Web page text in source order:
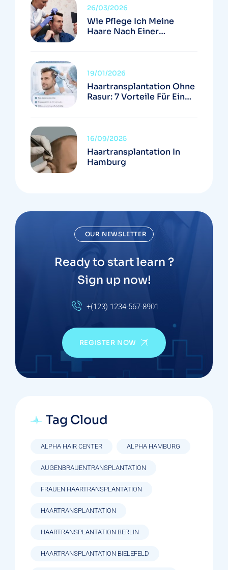
Wie Pflege Ich Meine
Haare Nach Einer
Richtig?
26/03/2026
Haartransplantation Ohne
Rasur: 7 Vorteile Für Ein
19/01/2026
Haartransplantation In
Hamburg
16/09/2025
OUR NEWSLETTER
Ready to start learn ?
Sign up now!
+(123) 1234-567-8901
REGISTER NOW
Tag Cloud
ALPHA HAIR CENTER ALPHA HAMBURG
AUGENBRAUENTRANSPLANTATION
FRAUEN HAARTRANSPLANTATION
HAARTRANSPLANTATION
HAARTRANSPLANTATION BERLIN
HAARTRANSPLANTATION BIELEFELD